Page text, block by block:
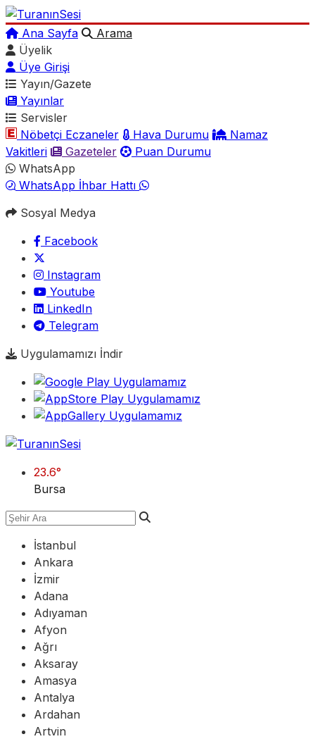
Ana Sayfa
Arama
Üyelik
Üye Girişi
Yayın/Gazete
Yayınlar
Servisler
Nöbetçi Eczaneler
Hava Durumu
Namaz
Vakitleri
Gazeteler
Puan Durumu
WhatsApp
WhatsApp İhbar Hattı
Sosyal Medya
Facebook
Instagram
Youtube
LinkedIn
Telegram
Uygulamamızı İndir
23.6°
Bursa
İstanbul
Ankara
İzmir
Adana
Adıyaman
Afyon
Ağrı
Aksaray
Amasya
Antalya
Ardahan
Artvin